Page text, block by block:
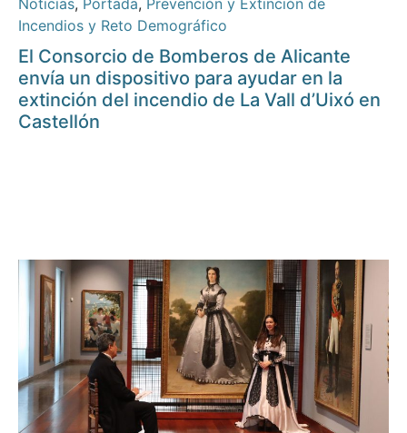
Noticias, Portada, Prevención y Extinción de
Incendios y Reto Demográfico
El Consorcio de Bomberos de Alicante
envía un dispositivo para ayudar en la
extinción del incendio de La Vall d’Uixó en
Castellón